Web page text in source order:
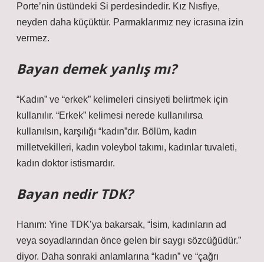
Porte’nin üstündeki Si perdesindedir. Kız Nısfiye,
neyden daha küçüktür. Parmaklarımız ney icrasına izin
vermez.
Bayan demek yanlış mı?
“Kadın” ve “erkek” kelimeleri cinsiyeti belirtmek için
kullanılır. “Erkek” kelimesi nerede kullanılırsa
kullanılsın, karşılığı “kadın”dır. Bölüm, kadın
milletvekilleri, kadın voleybol takımı, kadınlar tuvaleti,
kadın doktor istismardır.
Bayan nedir TDK?
Hanım: Yine TDK’ya bakarsak, “İsim, kadınların ad
veya soyadlarından önce gelen bir saygı sözcüğüdür.”
diyor. Daha sonraki anlamlarına “kadın” ve “çağrı